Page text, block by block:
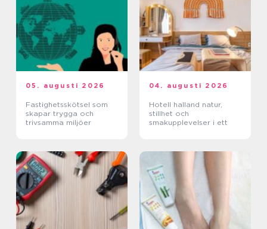
05. augusti 2026
Fastighetsskötsel som
skapar trygga och
trivsamma miljöer
04. augusti 2026
Hotell halland natur,
stillhet och
smakupplevelser i ett